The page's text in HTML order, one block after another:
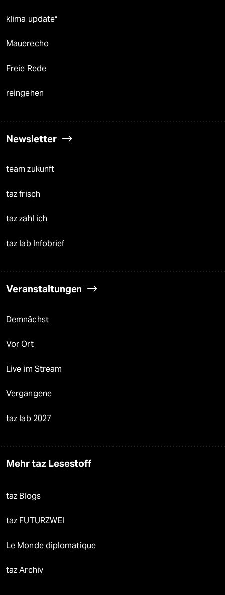
klima update°
Mauerecho
Freie Rede
reingehen
Newsletter
team zukunft
taz frisch
taz zahl ich
taz lab Infobrief
Veranstaltungen
Demnächst
Vor Ort
Live im Stream
Vergangene
taz lab 2027
Mehr taz Lesestoff
taz Blogs
taz FUTURZWEI
Le Monde diplomatique
taz Archiv